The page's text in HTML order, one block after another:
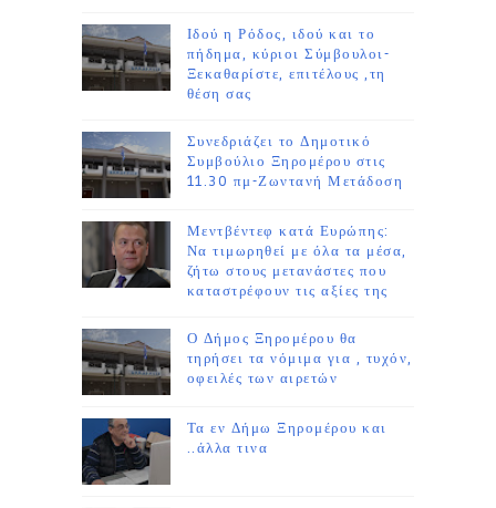
Ιδού η Ρόδος, ιδού και το
πήδημα, κύριοι Σύμβουλοι-
Ξεκαθαρίστε, επιτέλους ,τη
θέση σας
Συνεδριάζει το Δημοτικό
Συμβούλιο Ξηρομέρου στις
11.30 πμ-Ζωντανή Μετάδοση
Μεντβέντεφ κατά Ευρώπης:
Να τιμωρηθεί με όλα τα μέσα,
ζήτω στους μετανάστες που
καταστρέφουν τις αξίες της
Ο Δήμος Ξηρομέρου θα
τηρήσει τα νόμιμα για , τυχόν,
οφειλές των αιρετών
Τα εν Δήμω Ξηρομέρου και
..άλλα τινα